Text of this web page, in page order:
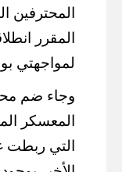
المحترفين
لمواجهتي
وجاء ضم
المعسكر
التي ربطت